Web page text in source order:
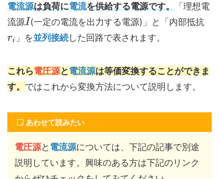
電流源は負荷に電流を供給する電源です。 「理想電
流源I(一定の電流を出力する電源)」と「内部抵抗
ri 」を並列接続した回路で表されます。
これら電圧源と電流源は等価変換することができま
す。 ではこれから変換方法について説明します。
あわせて読みたい
電圧源と 電流源については、下記の記事で別途
説明しています。興味のある方は下記のリンク